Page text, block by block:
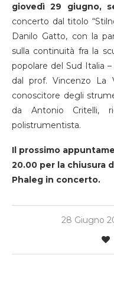
giovedì 29 giugno,
concerto dal titolo
Danilo Gatto, con la
sulla continuità fra la
popolare del Sud Italia
dal prof. Vincenzo La
conoscitore degli
da Antonio Critelli,
polistrumentista.
Il prossimo
20.00 per la chiusura
Phaleg in concerto.
28 Giugno